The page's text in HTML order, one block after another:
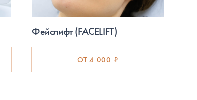
Фейслифт (FACELIFT)
ОТ 4 000 ₽